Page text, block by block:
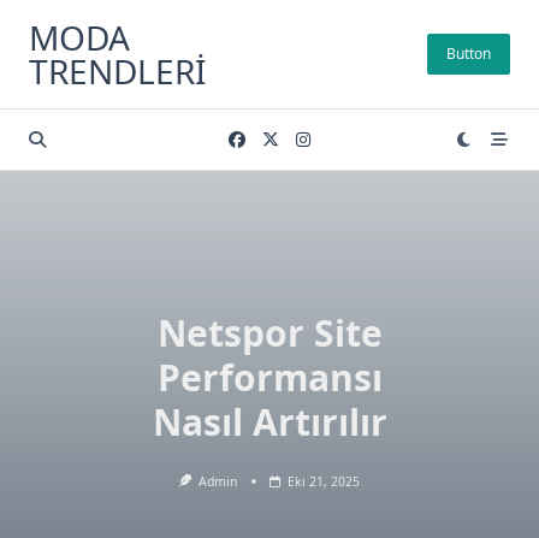
content
MODA
TRENDLERI Button
Netspor Site
Performansı
Nasıl Artırılır
Admin Eki 21, 2025